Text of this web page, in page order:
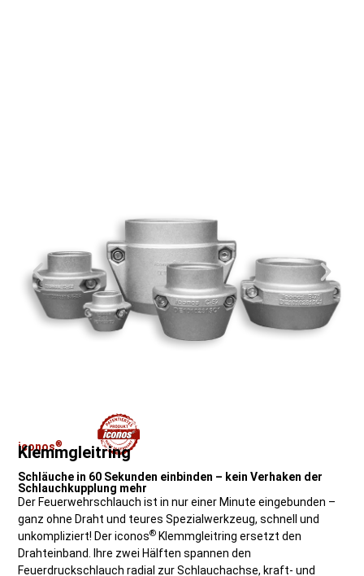
iconos®
Klemmgleitring​
Schläuche in 60 Sekunden einbinden – kein Verhaken der
Schlauchkupplung mehr
Der Feuerwehrschlauch ist in nur einer Minute eingebunden –
ganz ohne Draht und teures Spezialwerkzeug, schnell und
unkompliziert! Der iconos® Klemmgleitring​ ersetzt den
Drahteinband. Ihre zwei Hälften spannen den
Feuerdruckschlauch radial zur Schlauchachse, kraft- und